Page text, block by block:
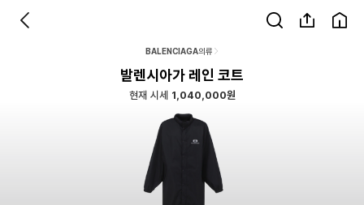
BALENCIAGA의류
발렌시아가 레인 코트
현재 시세 1,040,000원